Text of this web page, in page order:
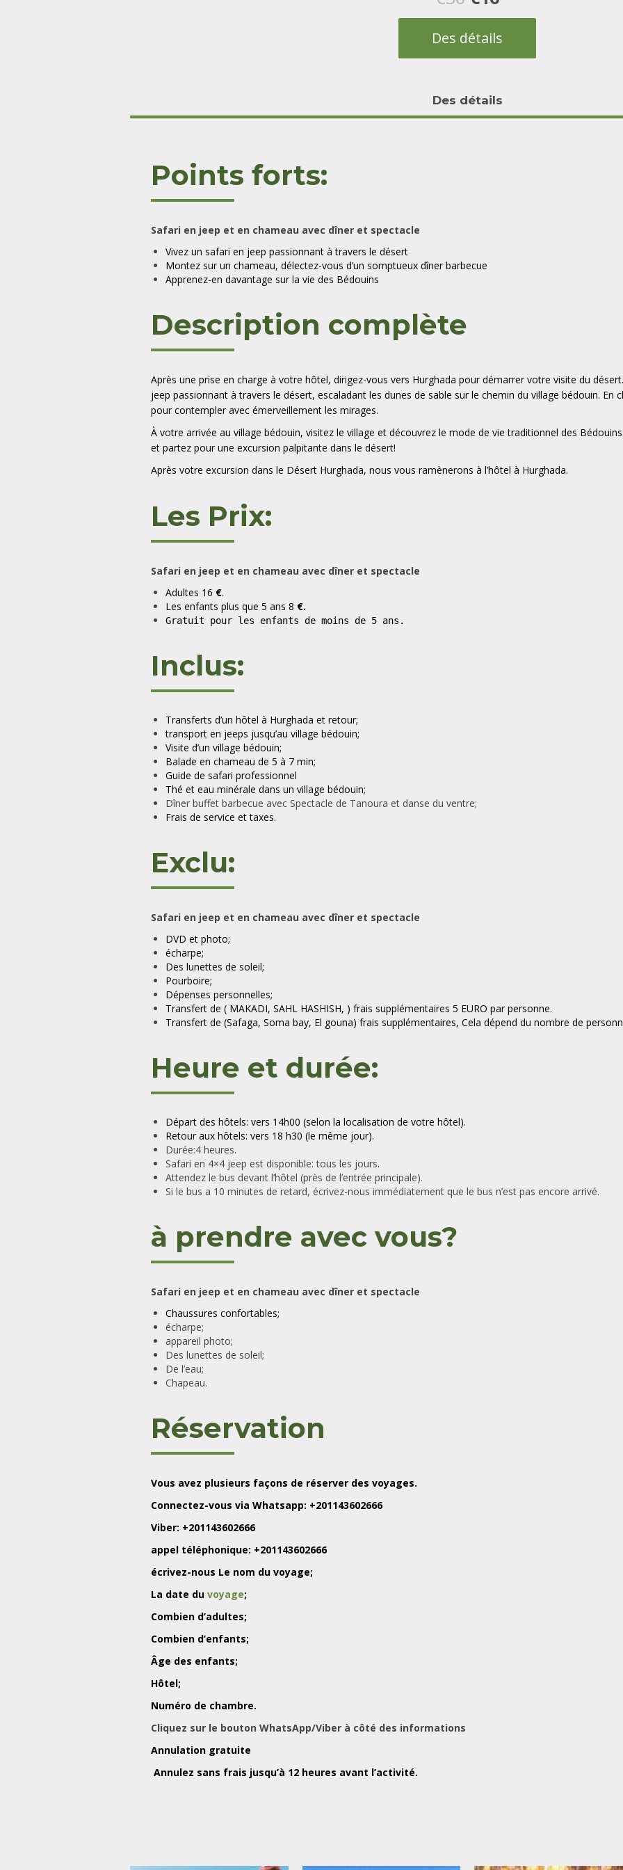
prix
initial
€30.
prix
actuel
€16.
Des détails
Des détails
Points forts:
Safari en jeep et en chameau avec dîner et spectacle
Vivez un safari en jeep passionnant à travers le désert
Montez sur un chameau, délectez-vous d’un somptueux dîner barbecue
Apprenez-en davantage sur la vie des Bédouins
Description complète
Après une prise en charge à votre hôtel, dirigez-vous vers Hurghada pour démarrer votre visite du
jeep passionnant à travers le désert, escaladant les dunes de sable sur le chemin du village bédouin. En
pour contempler avec émerveillement les mirages.
À votre arrivée au village bédouin, visitez le village et découvrez le mode de vie traditionnel des
et partez pour une excursion palpitante dans le désert!
Après votre excursion dans le Désert Hurghada, nous vous ramènerons à l’hôtel à Hurghada.
Les Prix:
Safari en jeep et en chameau avec dîner et spectacle
Adultes 16 €.
Les enfants plus que 5 ans 8 €.
Gratuit pour les enfants de moins de 5 ans.
Inclus:
Transferts d’un hôtel à Hurghada et retour;
transport en jeeps jusqu’au village bédouin;
Visite d’un village bédouin;
Balade en chameau de 5 à 7 min;
Guide de safari professionnel
Thé et eau minérale dans un village bédouin;
Dîner buffet barbecue avec Spectacle de Tanoura et danse du ventre;
Frais de service et taxes.
Exclu:
Safari en jeep et en chameau avec dîner et spectacle
DVD et photo;
écharpe;
Des lunettes de soleil;
Pourboire;
Dépenses personnelles;
Transfert de ( MAKADI, SAHL HASHISH, ) frais supplémentaires 5 EURO par personne.
Transfert de (Safaga, Soma bay, El gouna) frais supplémentaires, Cela dépend du nombre de
Heure et durée:
Départ des hôtels: vers 14h00 (selon la localisation de votre hôtel).
Retour aux hôtels: vers 18 h30 (le même jour).
Durée:4 heures.
Safari en 4×4 jeep est disponible: tous les jours.
Attendez le bus devant l’hôtel (près de l’entrée principale).
Si le bus a 10 minutes de retard, écrivez-nous immédiatement que le bus n’est pas encore arrivé.
à prendre avec vous?
Safari en jeep et en chameau avec dîner et spectacle
Chaussures confortables;
écharpe;
appareil photo;
Des lunettes de soleil;
De l’eau;
Chapeau.
Réservation
Vous avez plusieurs façons de réserver des voyages.
Connectez-vous via Whatsapp: +201143602666
Viber: +201143602666
appel téléphonique: +201143602666
écrivez-nous Le nom du voyage;
La date du voyage;
Combien d’adultes;
Combien d’enfants;
Âge des enfants;
Hôtel;
Numéro de chambre.
Cliquez sur le bouton WhatsApp/Viber à côté des informations
Annulation gratuite
Annulez sans frais jusqu’à 12 heures avant l’activité.